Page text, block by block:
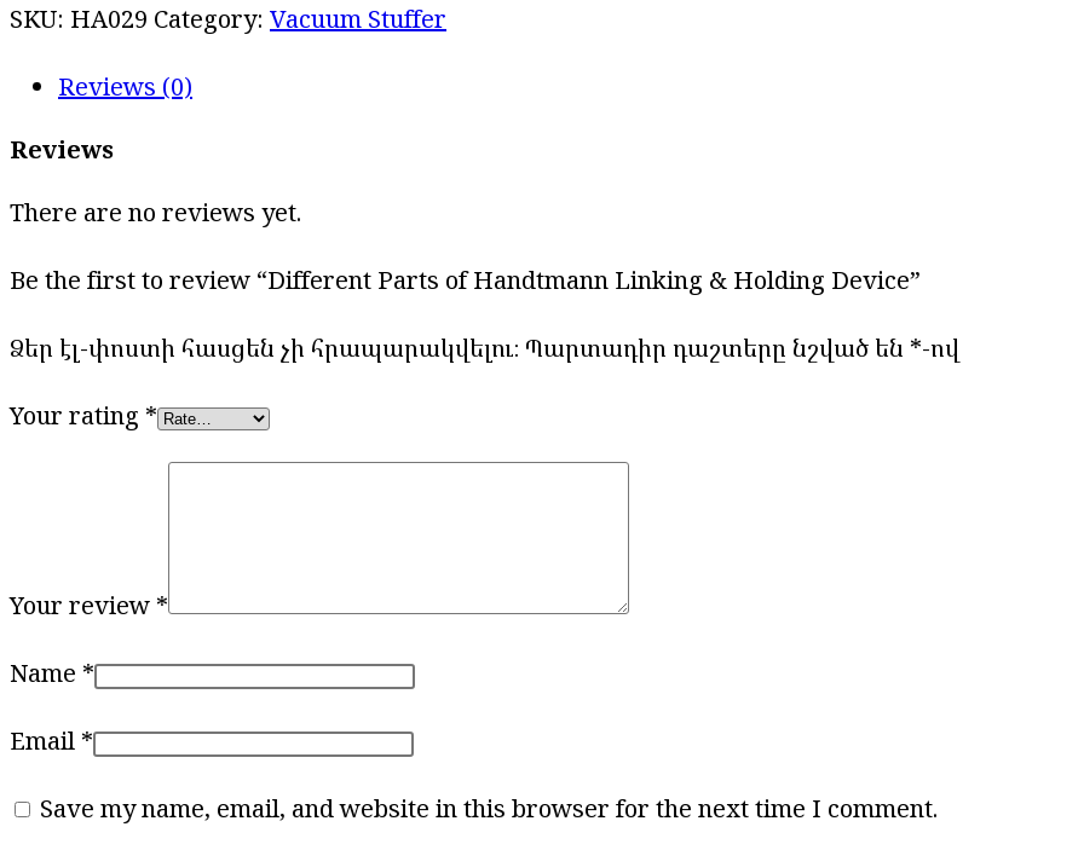
SKU: HA029 Category: Vacuum Stuffer
Reviews (0)
Reviews
There are no reviews yet.
Be the first to review “Different Parts of Handtmann Linking & Holding Device”
Ձեր էլ-փոստի հասցեն չի հրապարակվելու։ Պարտադիր դաշտերը նշված են *-ով
Your rating *
Your review *
Name *
Email *
Save my name, email, and website in this browser for the next time I comment.